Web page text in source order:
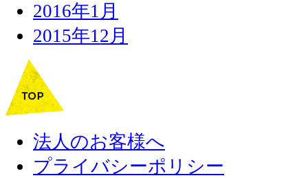
2016年1月
2015年12月
法人のお客様へ
プライバシーポリシー